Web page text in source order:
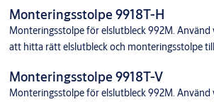
Monteringsstolpe 9918T-H
Monteringsstolpe för elslutbleck 992M. Använd
att hitta rätt elslutbleck och monteringsstolpe
Monteringsstolpe 9918T-V
Monteringsstolpe för elslutbleck 992M. Använd